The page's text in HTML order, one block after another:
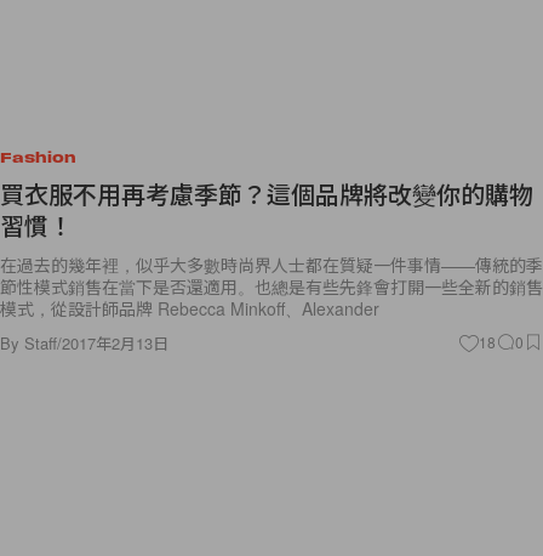
Fashion
買衣服不用再考慮季節？這個品牌將改變你的購物
習慣！
在過去的幾年裡，似乎大多數時尚界人士都在質疑一件事情——傳統的季
節性模式銷售在當下是否還適用。也總是有些先鋒會打開一些全新的銷售
模式，從設計師品牌 Rebecca Minkoff、Alexander
By Staff/2017年2月13日 18 0